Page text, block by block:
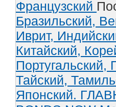
Французский
Бразильский,
Иврит,
Китайский,
Португальский,
Тайский,
Японский.